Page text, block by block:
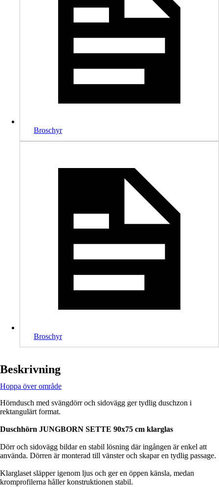
Broschyr
Broschyr
Beskrivning
Hoppa över område
Hörndusch med svängdörr och sidovägg ger tydlig duschzon i
rektangulärt format.
Duschhörn JUNGBORN SETTE 90x75 cm klarglas
Dörr och sidovägg bildar en stabil lösning där ingången är enkel att
använda. Dörren är monterad till vänster och skapar en tydlig passage.
Klarglaset släpper igenom ljus och ger en öppen känsla, medan
kromprofilerna håller konstruktionen stabil.